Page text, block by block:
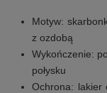
Motyw:
z ozdobą
Wykończenie:
połysku
Ochrona: lakier